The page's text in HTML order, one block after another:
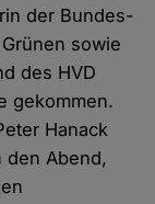
der Bundes-
sowie
des HVD
gekommen.
Hanack
den Abend,